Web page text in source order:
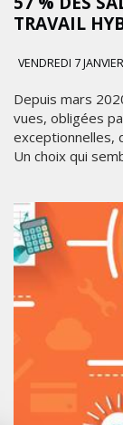
TRAVAIL
VENDREDI 7
Depuis mars
vues, obligées
exceptionnelles,
Un choix qui